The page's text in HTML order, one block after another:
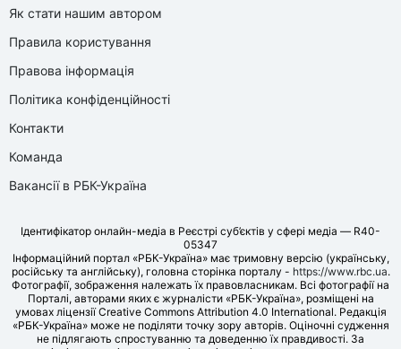
Як стати нашим автором
Правила користування
Правова інформація
Політика конфіденційності
Контакти
Команда
Вакансії в РБК-Україна
Ідентифікатор онлайн-медіа в Реєстрі суб’єктів у сфері медіа — R40-
05347
Інформаційний портал «РБК-Україна» має тримовну версію (українську,
російську та англійську), головна сторінка порталу - https://www.rbc.ua.
Фотографії, зображення належать їх правовласникам. Всі фотографії на
Порталі, авторами яких є журналісти «РБК-Україна», розміщені на
умовах ліцензії Creative Commons Attribution 4.0 International. Редакція
«РБК-Україна» може не поділяти точку зору авторів. Оціночні судження
не підлягають спростуванню та доведенню їх правдивості. За